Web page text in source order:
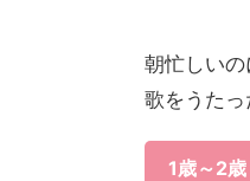
朝忙しい
歌をうたっ
1歳～2歳